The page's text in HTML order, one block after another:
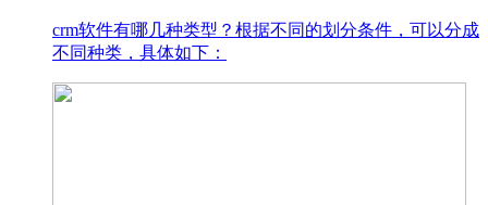
crm软件有哪几种类型？根据不同的划分条件，可以分成
不同种类，具体如下：